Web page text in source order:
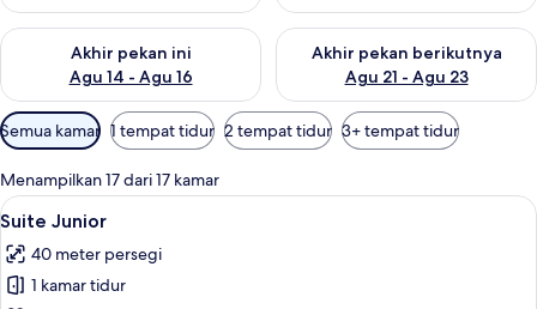
Akhir pekan ini
Agu 14 - Agu 16
Periksa ketersediaan untuk akhir pekan ini Agu 14 - Agu 16
Akhir pekan berikutnya
Agu 21 - Agu 23
Periksa ketersediaan untuk
Filter
tersedia
untuk
kamar
Semua kamar 1 tempat tidur 2 tempat tidur 3+ tempat tidur
Menampilkan 17 dari 17 kamar
Lihat
semua
foto
untuk
Seprai premium, minibar, brankas,
8
Suite Junior
40 meter persegi
1 kamar tidur